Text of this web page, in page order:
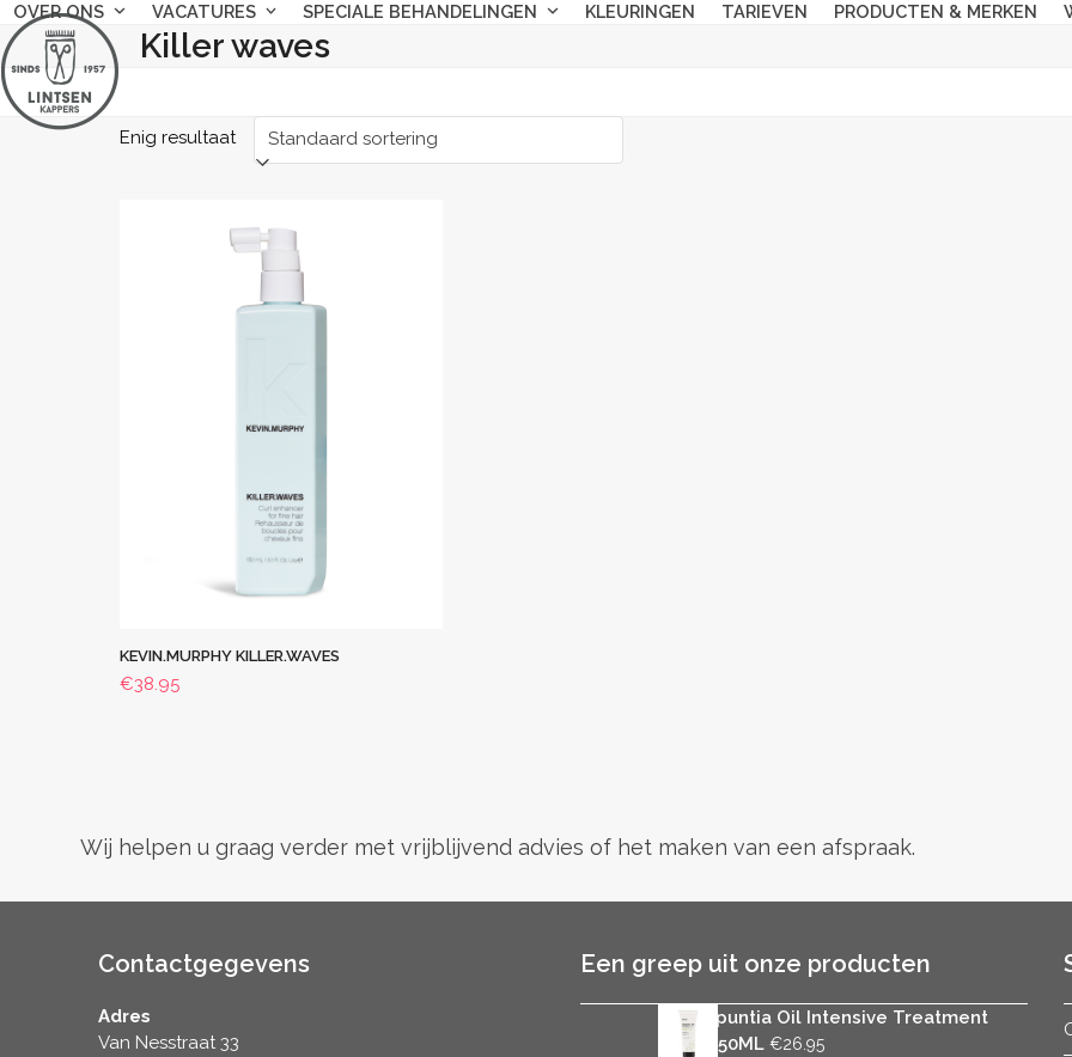
Skip
to
content
OVER ONS VACATURES SPECIALE BEHANDELINGEN KLEURINGEN TARIEVEN PRODUCTEN & MERKEN
Killer waves
Enig resultaat
KEVIN.MURPHY KILLER.WAVES
€38.95
Wij helpen u graag verder met vrijblijvend advies of het maken van een afspraak.
Contactgegevens
Adres
Van Nesstraat 33
Een greep uit onze producten
Rica Opuntia Oil Intensive Treatment
Mask 150ML €26.95